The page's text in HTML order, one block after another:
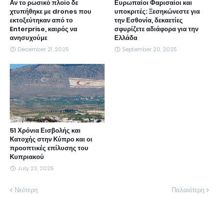
Αν το ρωσικό πλοίο δε
χτυπήθηκε με drones που
εκτοξεύτηκαν από το
Enterprise, καιρός να
ανησυχούμε
December 21, 2025
Ευρωπαίοι Φαρισαίοι και
υποκριτές: Ξεσηκώνεστε για
την Εσθονία, δεκαετίες
σφυρίζετε αδιάφορα για την
Ελλάδα
September 20, 2025
51 Χρόνια Εισβολής και
Κατοχής στην Κύπρο και οι
προοπτικές επίλυσης του
Κυπριακού
July 23, 2025
Νεότερη Παλαιότερη